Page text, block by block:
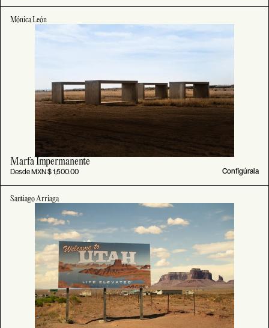
Mónica León
Marfa Impermanente
Desde MXN $ 1,500.00 Configúrala
Santiago Arriaga